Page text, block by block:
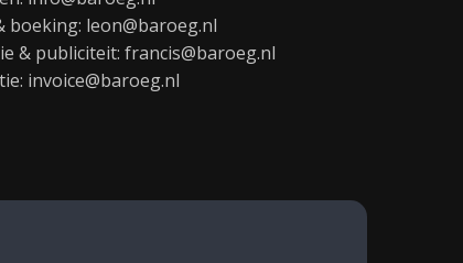
boeking: leon@baroeg.nl
& publiciteit: francis@baroeg.nl
invoice@baroeg.nl